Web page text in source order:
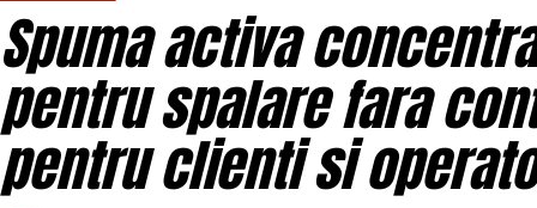
Spuma activa
pentru spalare fara
pentru clienti si